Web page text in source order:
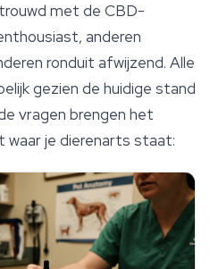
met de CBD-
anderen
ronduit afwijzend. Alle
gezien de huidige stand
vragen brengen het
waar je dierenarts staat: